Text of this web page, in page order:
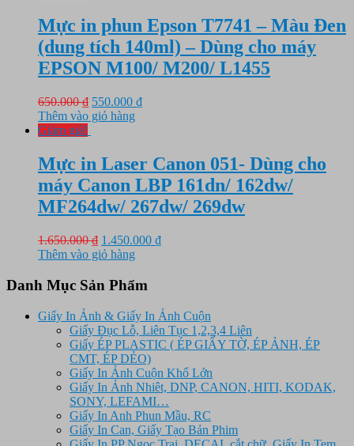
1.650.000 ₫.
Mực in phun Epson T7741 – Màu Đen
(dung tích 140ml) – Dùng cho máy
EPSON M100/ M200/ L1455
650.000₫ Giá
gốc
550.000 ₫Giá
550.000 ₫.
Thêm vào giỏ hàng
Giảm giá!
Mực in Laser Canon 051- Dùng cho
máy Canon LBP 161dn/ 162dw/
MF264dw/ 267dw/ 269dw
1.650.000₫ Giá
gốc
1.650.000 ₫.
1.450.000 ₫Giá
Thêm vào giỏ hàng
Danh Mục Sản Phẩm
Giấy In Ảnh & Giấy In Ảnh Cuộn
Giấy Đục Lỗ, Liên Tục 1,2,3,4 Liên
Giấy ÉP PLASTIC ( ÉP GIẤY TỜ, ÉP ẢNH, ÉP
CMT, ÉP DẺO)
Giấy In Ảnh Cuộn Khổ Lớn
Giấy In Ảnh Nhiêt, DNP, CANON, HITI, KODAK,
SONY, LEFAMI…
Giấy In Anh Phun Mầu, RC
Giấy In Can, Giấy Tạo Bản Phim